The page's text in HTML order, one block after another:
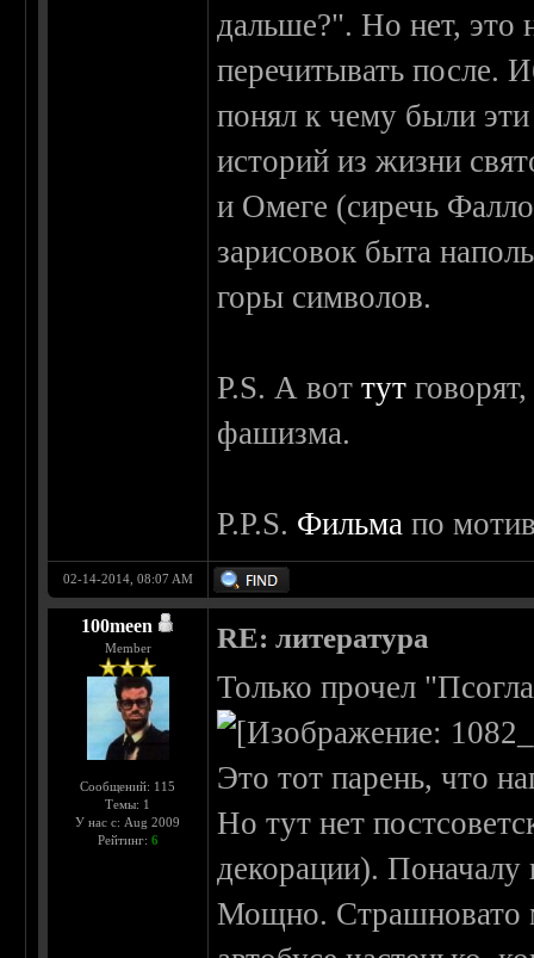
дальше?". Но нет, это
перечитывать после.
понял к чему были эти
историй из жизни
и Омеге (сиречь
зарисовок быта
горы символов.
P.S. А воттут
фашизма.
P.P.S. Фильма по
02-14-2014, 08:07 AM
100meen
Member
Сообщений: 115
Темы: 1
У нас с: Aug 2009
Рейтинг: 6
RE: литература
Только прочел
Это тот парень, что
Но тут нет
декорации).
Мощно. Страшновато